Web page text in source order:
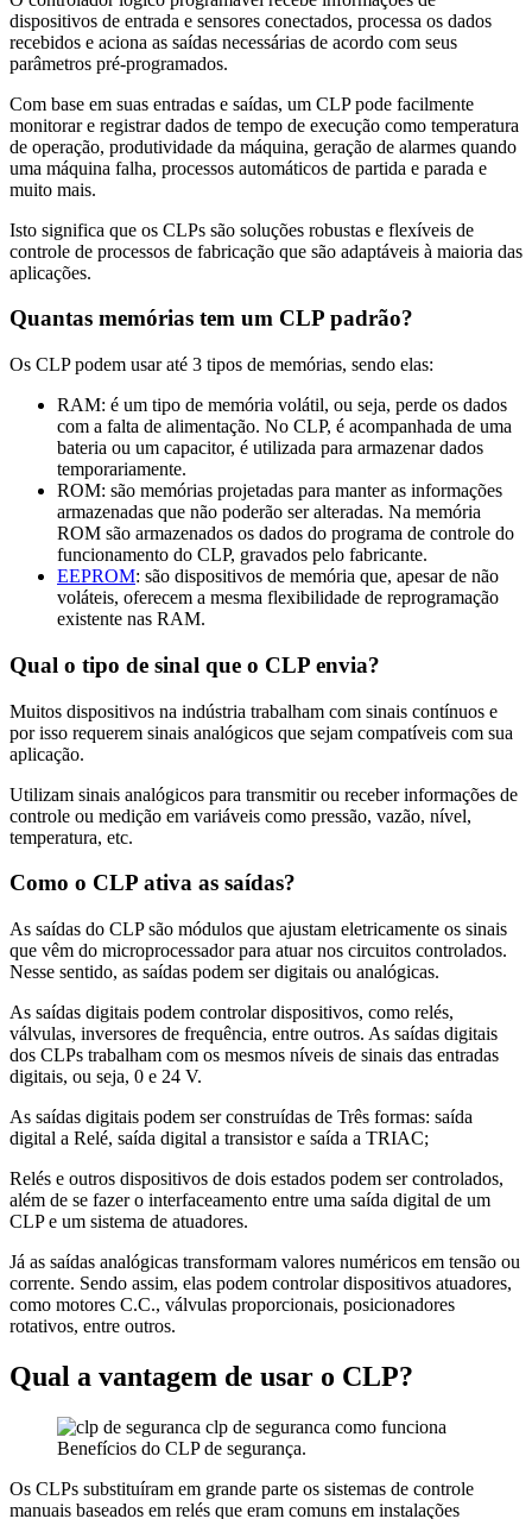
dispositivos de entrada e sensores conectados, processa os dados
recebidos e aciona as saídas necessárias de acordo com seus
parâmetros pré-programados.
Com base em suas entradas e saídas, um CLP pode facilmente
monitorar e registrar dados de tempo de execução como temperatura
de operação, produtividade da máquina, geração de alarmes quando
uma máquina falha, processos automáticos de partida e parada e
muito mais.
Isto significa que os CLPs são soluções robustas e flexíveis de
controle de processos de fabricação que são adaptáveis à maioria das
aplicações.
Quantas memórias tem um CLP padrão?
Os CLP podem usar até 3 tipos de memórias, sendo elas:
RAM: é um tipo de memória volátil, ou seja, perde os dados
com a falta de alimentação. No CLP, é acompanhada de uma
bateria ou um capacitor, é utilizada para armazenar dados
temporariamente.
ROM: são memórias projetadas para manter as informações
armazenadas que não poderão ser alteradas. Na memória
ROM são armazenados os dados do programa de controle do
funcionamento do CLP, gravados pelo fabricante.
EEPROM: são dispositivos de memória que, apesar de não
voláteis, oferecem a mesma flexibilidade de reprogramação
existente nas RAM.
Qual o tipo de sinal que o CLP envia?
Muitos dispositivos na indústria trabalham com sinais contínuos e
por isso requerem sinais analógicos que sejam compatíveis com sua
aplicação.
Utilizam sinais analógicos para transmitir ou receber informações de
controle ou medição em variáveis como pressão, vazão, nível,
temperatura, etc.
Como o CLP ativa as saídas?
As saídas do CLP são módulos que ajustam eletricamente os sinais
que vêm do microprocessador para atuar nos circuitos controlados.
Nesse sentido, as saídas podem ser digitais ou analógicas.
As saídas digitais podem controlar dispositivos, como relés,
válvulas, inversores de frequência, entre outros. As saídas digitais
dos CLPs trabalham com os mesmos níveis de sinais das entradas
digitais, ou seja, 0 e 24 V.
As saídas digitais podem ser construídas de Três formas: saída
digital a Relé, saída digital a transistor e saída a TRIAC;
Relés e outros dispositivos de dois estados podem ser controlados,
além de se fazer o interfaceamento entre uma saída digital de um
CLP e um sistema de atuadores.
Já as saídas analógicas transformam valores numéricos em tensão ou
corrente. Sendo assim, elas podem controlar dispositivos atuadores,
como motores C.C., válvulas proporcionais, posicionadores
rotativos, entre outros.
Qual a vantagem de usar o CLP?
Benefícios do CLP de segurança.
Os CLPs substituíram em grande parte os sistemas de controle
manuais baseados em relés que eram comuns em instalações